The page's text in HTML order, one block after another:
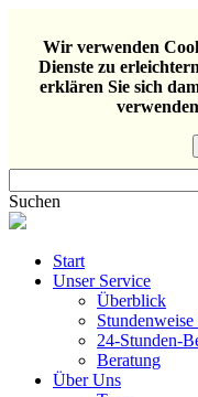
Wir verwenden
Dienste zu
erklären Sie sich
Suchen
Start
Unser Service
Überblick
24-Stunden-
Beratung
Über Uns